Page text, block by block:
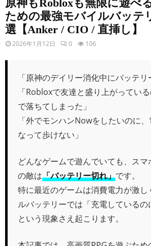
原神もRobloxも無限に遊べ
ための最強モバイルバッテ
選【Anker / CIO / 直挿し】
2026年1月12日 0 106
「原神のデイリー消化中にバッテリ
「Robloxで友達と盛り上がってい
で落ちてしまった」
「外でモンハンNowをしたいのに
なって歩けない」
どんなゲームで遊んでいても、スマ
の敵は「バッテリー切れ」です。
特に最近のゲームは消費電力が激し
ルバッテリーでは「充電しているの
という現象さえ起こります。